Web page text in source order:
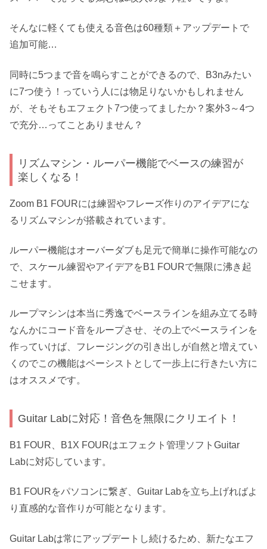
そんなに軽くても使える音色は60種類＋アップデートで
追加可能…
同時に5つまで音を鳴らすことができるので、B3nみたい
に7つ使う！っていう人には物足りないかもしれません
が、そもそもエフェクト7つ使ってましたか？案外3～4つ
で充分…ってことありません？
リズムマシン・ルーパー機能でベースの練習が
楽しくなる！
Zoom B1 FOURには練習やフレーズ作りのアイデアにな
るリズムマシンが搭載されています。
ルーパー機能はオーバーダブも足元で簡単に操作可能なの
で、スケール練習やアイデアをB1 FOURで無限に沸き起
こせます。
ループマシンは本当に秀逸でベースラインを組み立てる時
なんかにコード音をループさせ、その上でベースラインを
作っていけば、フレージングの引き出しが自然と増えてい
くのでこの機能はベーシストとして一歩上に行きたい方に
はオススメです。
Guitar Labに対応！音色を無限にクリエイト！
B1 FOUR、B1X FOURはエフェクト管理ソフトGuitar
Labに対応しています。
B1 FOURをパソコンに繋ぎ、Guitar Labを立ち上げればよ
り直感的な音作りが可能となります。
Guitar Labは常にアップデートし続けるため、新たなエフ